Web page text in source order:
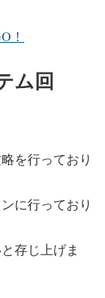
！
ム回
を行っており
に行っており
存じ上げま